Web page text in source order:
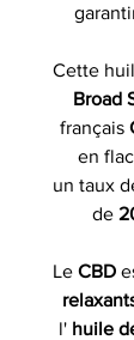
Cette
Broad
français
en
un taux
de
Le CBD
l' huile